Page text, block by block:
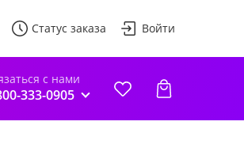
Статус заказа Войти
с нами
333-0905